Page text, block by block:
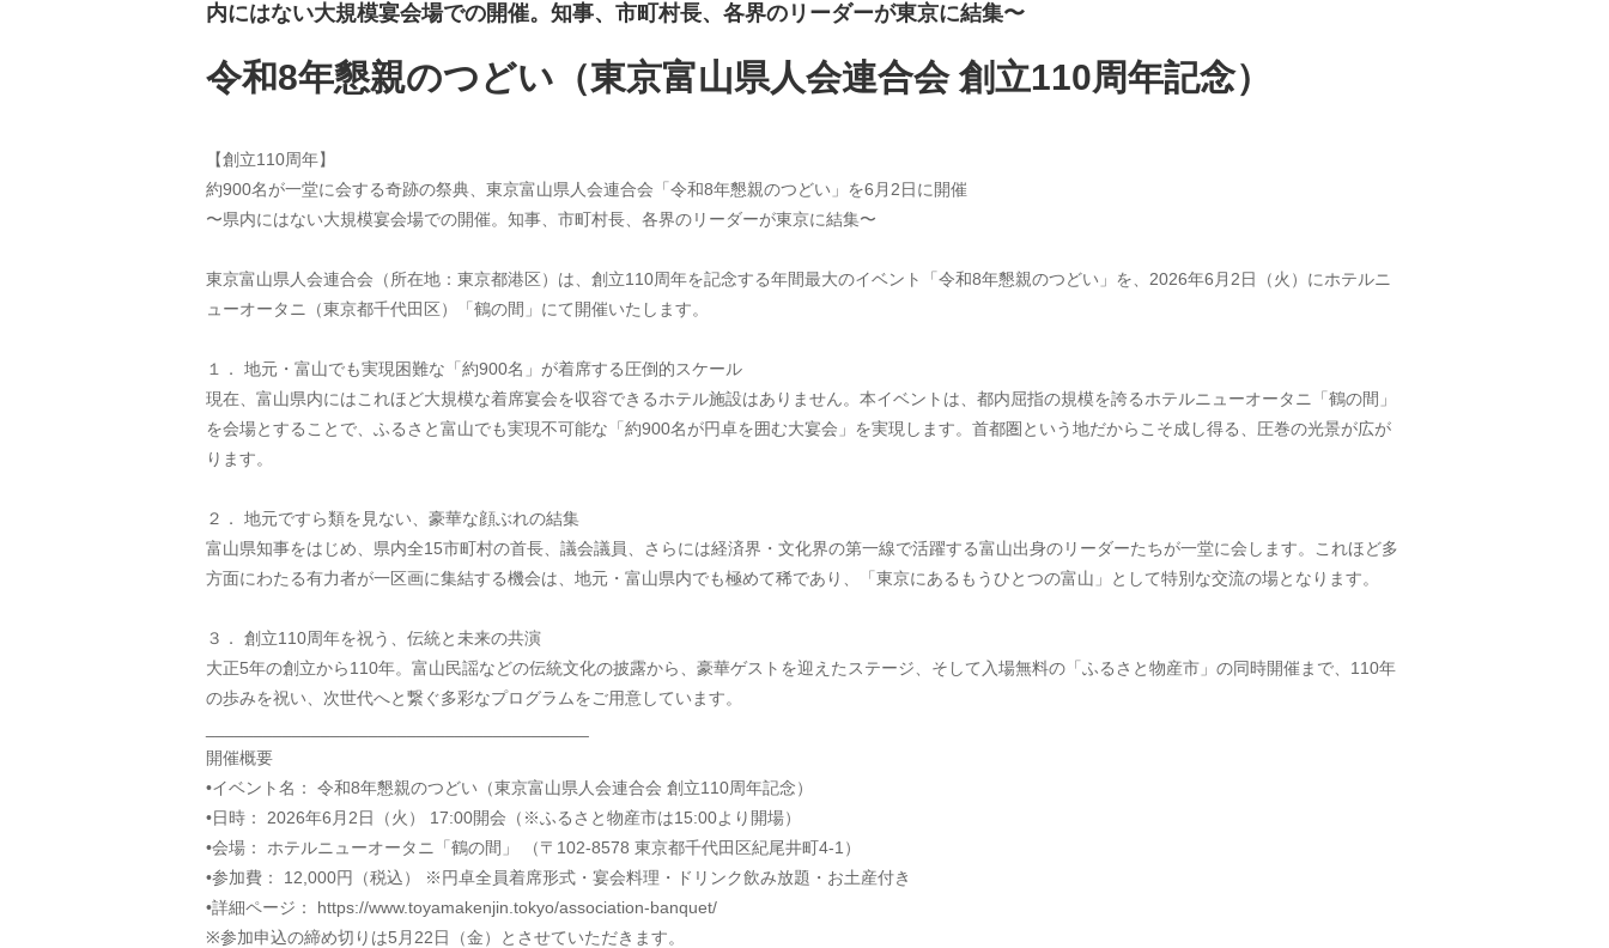
内にはない大規模宴会場での開催。知事、市町村長、各界のリーダーが東京に結集〜
令和8年懇親のつどい（東京富山県人会連合会 創立110周年記念）
【創立110周年】
約900名が一堂に会する奇跡の祭典、東京富山県人会連合会「令和8年懇親のつどい」を6月2日に開催
〜県内にはない大規模宴会場での開催。知事、市町村長、各界のリーダーが東京に結集〜
東京富山県人会連合会（所在地：東京都港区）は、創立110周年を記念する年間最大のイベント「令和8年懇親のつどい」を、2026年6月2日（火）にホテルニ
ューオータニ（東京都千代田区）「鶴の間」にて開催いたします。
１．	地元・富山でも実現困難な「約900名」が着席する圧倒的スケール
現在、富山県内にはこれほど大規模な着席宴会を収容できるホテル施設はありません。本イベントは、都内屈指の規模を誇るホテルニューオータニ「鶴の間」
を会場とすることで、ふるさと富山でも実現不可能な「約900名が円卓を囲む大宴会」を実現します。首都圏という地だからこそ成し得る、圧巻の光景が広が
ります。
２．	地元ですら類を見ない、豪華な顔ぶれの結集
富山県知事をはじめ、県内全15市町村の首長、議会議員、さらには経済界・文化界の第一線で活躍する富山出身のリーダーたちが一堂に会します。これほど多
方面にわたる有力者が一区画に集結する機会は、地元・富山県内でも極めて稀であり、「東京にあるもうひとつの富山」として特別な交流の場となります。
３．	創立110周年を祝う、伝統と未来の共演
大正5年の創立から110年。富山民謡などの伝統文化の披露から、豪華ゲストを迎えたステージ、そして入場無料の「ふるさと物産市」の同時開催まで、110年
の歩みを祝い、次世代へと繋ぐ多彩なプログラムをご用意しています。
開催概要
•イベント名： 令和8年懇親のつどい（東京富山県人会連合会 創立110周年記念）
•日時： 2026年6月2日（火） 17:00開会（※ふるさと物産市は15:00より開場）
•会場： ホテルニューオータニ「鶴の間」 （〒102-8578 東京都千代田区紀尾井町4-1）
•参加費： 12,000円（税込） ※円卓全員着席形式・宴会料理・ドリンク飲み放題・お土産付き
•詳細ページ： https://www.toyamakenjin.tokyo/association-banquet/
※参加申込の締め切りは5月22日（金）とさせていただきます。